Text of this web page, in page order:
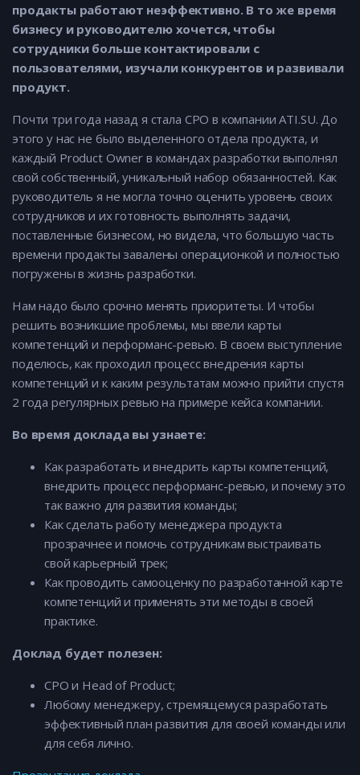
продакты работают неэффективно. В то же время
бизнесу и руководителю хочется, чтобы
сотрудники больше контактировали с
пользователями, изучали конкурентов и развивали
продукт.
Почти три года назад я стала CPO в компании ATI.SU. До
этого у нас не было выделенного отдела продукта, и
каждый Product Owner в командах разработки выполнял
свой собственный, уникальный набор обязанностей. Как
руководитель я не могла точно оценить уровень своих
сотрудников и их готовность выполнять задачи,
поставленные бизнесом, но видела, что большую часть
времени продакты завалены операционкой и полностью
погружены в жизнь разработки.
Нам надо было срочно менять приоритеты. И чтобы
решить возникшие проблемы, мы ввели карты
компетенций и перформанс-ревью. В своем выступление
поделюсь, как проходил процесс внедрения карты
компетенций и к каким результатам можно прийти спустя
2 года регулярных ревью на примере кейса компании.
Во время доклада вы узнаете:
Как разработать и внедрить карты компетенций,
внедрить процесс перформанс-ревью, и почему это
так важно для развития команды;
Как сделать работу менеджера продукта
прозрачнее и помочь сотрудникам выстраивать
свой карьерный трек;
Как проводить самооценку по разработанной карте
компетенций и применять эти методы в своей
практике.
Доклад будет полезен:
CPO и Head of Product;
Любому менеджеру, стремящемуся разработать
эффективный план развития для своей команды или
для себя лично.